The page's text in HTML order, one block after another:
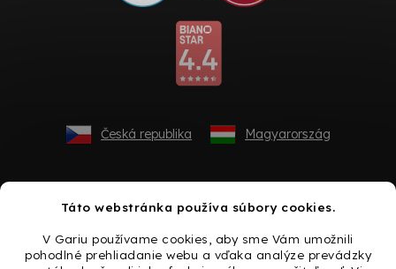
Táto webstránka používa súbory cookies.
V Gariu používame cookies, aby sme Vám umožnili
pohodlné prehliadanie webu a vďaka analýze prevádzky
Česká republika Magyarország